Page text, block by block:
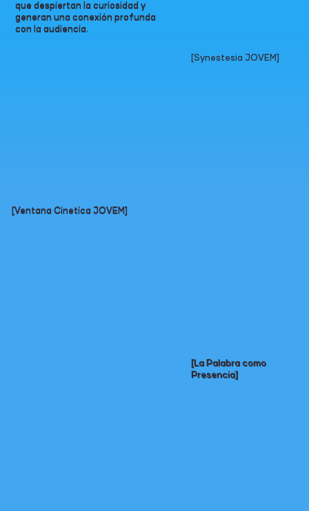
que despiertan la curiosidad y
generan una conexión profunda
con la audiencia.
[Synestesia JOVEM]
[Ventana Cinetica JOVEM]
[La Palabra como
Presencia]